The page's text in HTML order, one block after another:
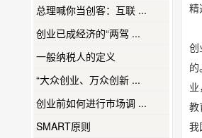
总理喊你当创客：互联 ...
创业已成经济的“两驾 ...
一般纳税人的定义
“大众创业、万众创新 ...
创业前如何进行市场调 ...
SMART原则
精
创
教
我